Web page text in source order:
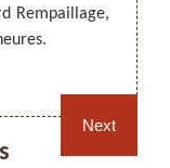
fauteuil, chaises
sièges 59
Rempaillage,
Next